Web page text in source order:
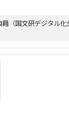
（国文研デジタル